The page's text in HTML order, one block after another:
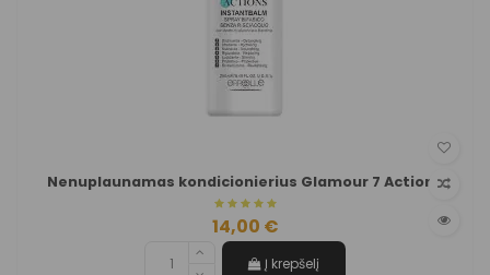
Nenuplaunamas kondicionierius Glamour 7 Actions
14,00 €
Į krepšelį